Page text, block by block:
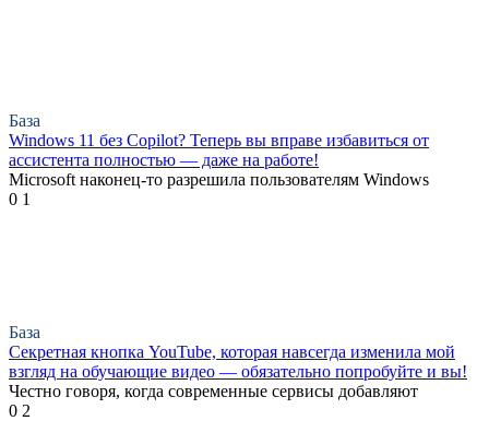
База
Windows 11 без Copilot? Теперь вы вправе избавиться от
ассистента полностью — даже на работе!
Microsoft наконец-то разрешила пользователям Windows
0 1
База
Секретная кнопка YouTube, которая навсегда изменила мой
взгляд на обучающие видео — обязательно попробуйте и вы!
Честно говоря, когда современные сервисы добавляют
0 2